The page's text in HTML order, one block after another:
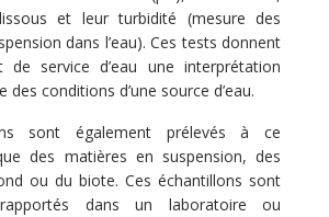
et leur turbidité (mesure des
dans l’eau). Ces tests donnent
service d’eau une interprétation
des conditions d’une source d’eau.
sont également prélevés à ce
des matières en suspension, des
ou du biote. Ces échantillons sont
rapportés dans un laboratoire ou